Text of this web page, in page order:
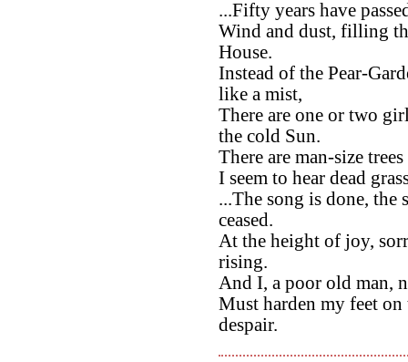
...Fifty years have
Wind and dust, filling
House.
Instead of the Pear-
like a mist,
There are one or two
the cold Sun.
There are man-size
I seem to hear dead
...The song is done,
ceased.
At the height of joy,
rising.
And I, a poor old man,
Must harden my feet
despair.